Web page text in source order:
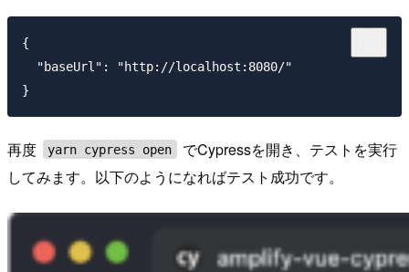
{
  "baseUrl": "http://localhost:8080/"
再度 yarn cypress open
でCypressを開き、テストを実行
してみます。以下のようになればテスト成功です。